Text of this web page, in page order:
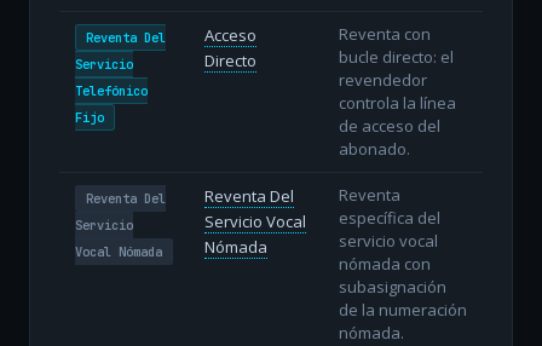
Reventa Del
Servicio
Telefónico
Fijo
Acceso
Directo
Reventa con
bucle directo: el
revendedor
controla la línea
de acceso del
abonado.
Reventa Del
Servicio
Vocal Nómada
Reventa Del
Servicio Vocal
Nómada
Reventa
específica del
servicio vocal
nómada con
subasignación
de la numeración
nómada.